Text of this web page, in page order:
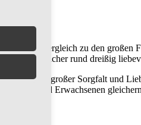
sie im Vergleich zu den großen
die Besucher rund dreißig
Scholz mit großer Sorgfalt und
und Erwachsenen